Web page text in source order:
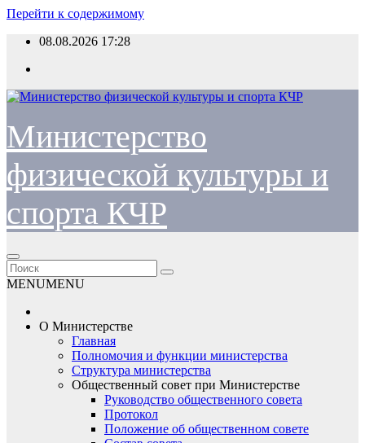
Перейти к содержимому
08.08.2026 17:28
Министерство
физической культуры и
спорта КЧР
MENUMENU
О Министерстве
Главная
Полномочия и функции министерства
Структура министерства
Общественный совет при Министерстве
Руководство общественного совета
Протокол
Положение об общественном совете